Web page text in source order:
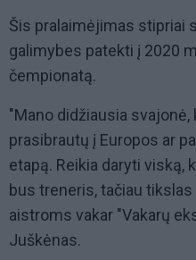
Šis pralaimėjimas stipriai
galimybes patekti į 2020
čempionatą.
"Mano didžiausia
prasibrautų į Europos ar
etapą. Reikia daryti viską,
bus treneris, tačiau
aistroms vakar "Vakarų
Juškėnas.